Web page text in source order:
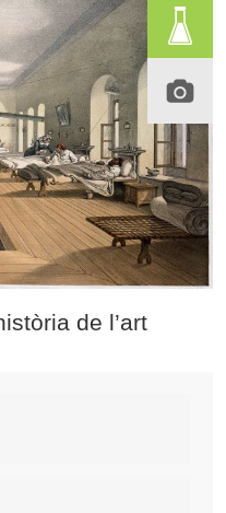
de l’art